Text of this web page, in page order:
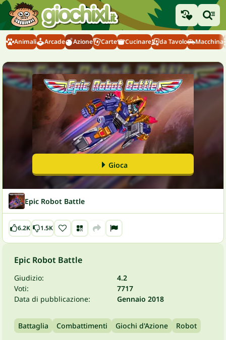
Animali Arcade Azione Carte Cucinare da Tavolo Macchina
Gioca
Epic Robot Battle
6.2K 1.5K
Epic Robot Battle
Giudizio:
4.2
Voti:
7717
Data di pubblicazione:
Gennaio 2018
Battaglia Combattimenti Giochi d'Azione Robot